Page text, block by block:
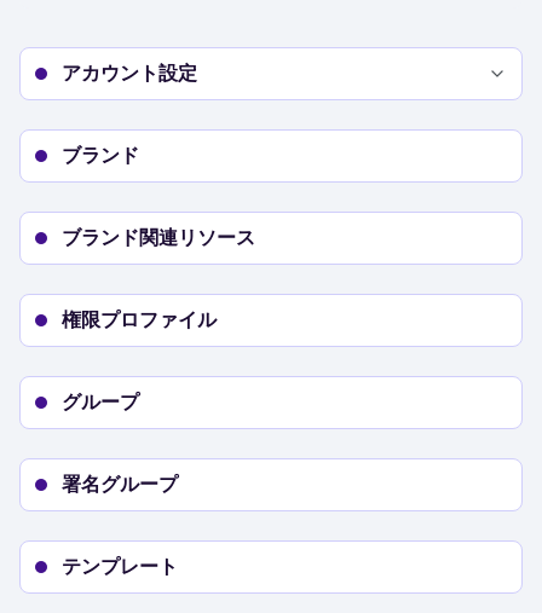
アカウント設定
プロフィール設定
セキュリティ設定
地域設定
ブランド設定
ブランド
ブランド関連リソース
権限プロファイル
グループ
署名グループ
テンプレート